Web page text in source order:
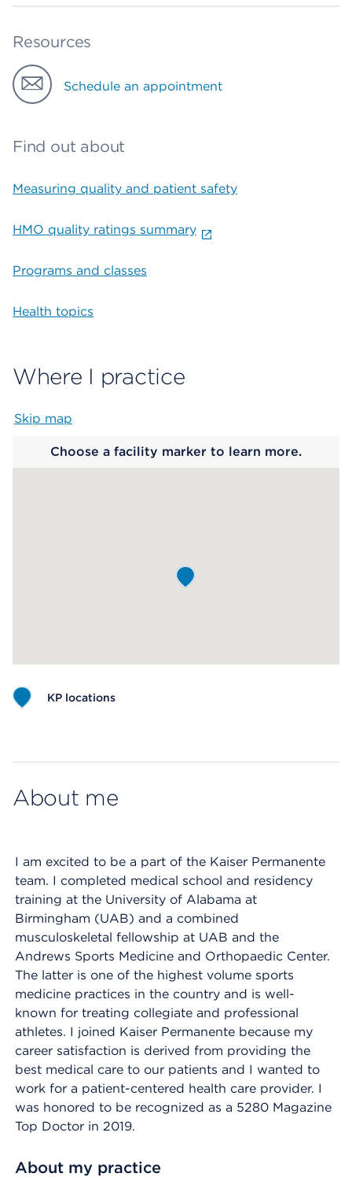
Resources
Schedule an appointment
Find out about
Measuring quality and patient safety
HMO quality ratings summary
Programs and classes
Health topics
Where I practice
Skip map
Choose a facility marker to learn more.
KP locations
About me
I am excited to be a part of the Kaiser Permanente
team. I completed medical school and residency
training at the University of Alabama at
Birmingham (UAB) and a combined
musculoskeletal fellowship at UAB and the
Andrews Sports Medicine and Orthopaedic Center.
The latter is one of the highest volume sports
medicine practices in the country and is well-
known for treating collegiate and professional
athletes. I joined Kaiser Permanente because my
career satisfaction is derived from providing the
best medical care to our patients and I wanted to
work for a patient-centered health care provider. I
was honored to be recognized as a 5280 Magazine
Top Doctor in 2019.
About my practice